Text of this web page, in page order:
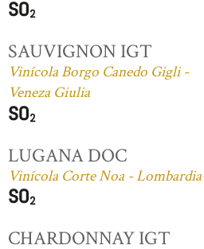
SAUVIGNON IGT
Vinícola Borgo Canedo Gigli -
Veneza Giulia
LUGANA DOC
Vinícola Corte Noa - Lombardia
CHARDONNAY IGT